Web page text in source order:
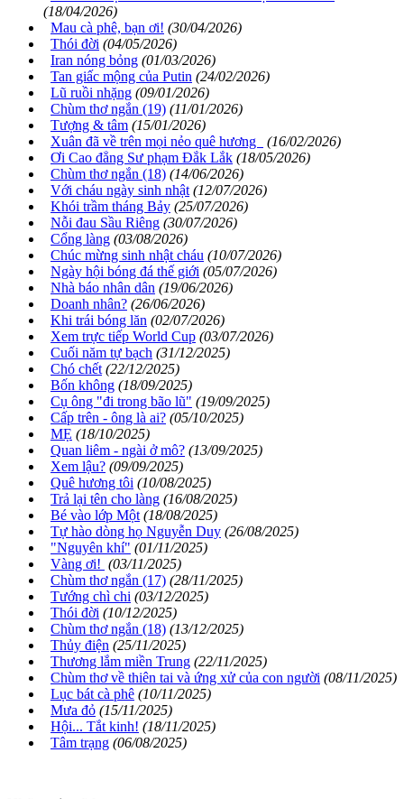
(18/04/2026)
Mau cà phê, bạn ơi! (30/04/2026)
Thói đời (04/05/2026)
Iran nóng bỏng (01/03/2026)
Tan giấc mộng của Putin (24/02/2026)
Lũ ruồi nhặng (09/01/2026)
Chùm thơ ngắn (19) (11/01/2026)
Tượng & tâm (15/01/2026)
Xuân đã về trên mọi nẻo quê hương
(16/02/2026)
Ơi Cao đẳng Sư phạm Đắk Lắk (18/05/2026)
Chùm thơ ngắn (18) (14/06/2026)
Với cháu ngày sinh nhật (12/07/2026)
Khói trầm tháng Bảy (25/07/2026)
Nỗi đau Sầu Riêng (30/07/2026)
Cổng làng (03/08/2026)
Chúc mừng sinh nhật cháu (10/07/2026)
Ngày hội bóng đá thế giới (05/07/2026)
Nhà báo nhân dân (19/06/2026)
Doanh nhân? (26/06/2026)
Khi trái bóng lăn (02/07/2026)
Xem trực tiếp World Cup (03/07/2026)
Cuối năm tự bạch (31/12/2025)
Chó chết (22/12/2025)
Bốn không (18/09/2025)
Cụ ông "đi trong bão lũ" (19/09/2025)
Cấp trên - ông là ai? (05/10/2025)
MẸ (18/10/2025)
Quan liêm - ngài ở mô? (13/09/2025)
Xem lậu? (09/09/2025)
Quê hương tôi (10/08/2025)
Trả lại tên cho làng (16/08/2025)
Bé vào lớp Một (18/08/2025)
Tự hào dòng họ Nguyễn Duy (26/08/2025)
"Nguyên khí" (01/11/2025)
Vàng ơi! (03/11/2025)
Chùm thơ ngắn (17) (28/11/2025)
Tướng chì chi (03/12/2025)
Thói đời (10/12/2025)
Chùm thơ ngắn (18) (13/12/2025)
Thủy điện (25/11/2025)
Thương lắm miền Trung (22/11/2025)
Chùm thơ về thiên tai và ứng xử của con người (08/11/2025)
Lục bát cà phê (10/11/2025)
Mưa đỏ (15/11/2025)
Hội... Tắt kinh! (18/11/2025)
Tâm trạng (06/08/2025)